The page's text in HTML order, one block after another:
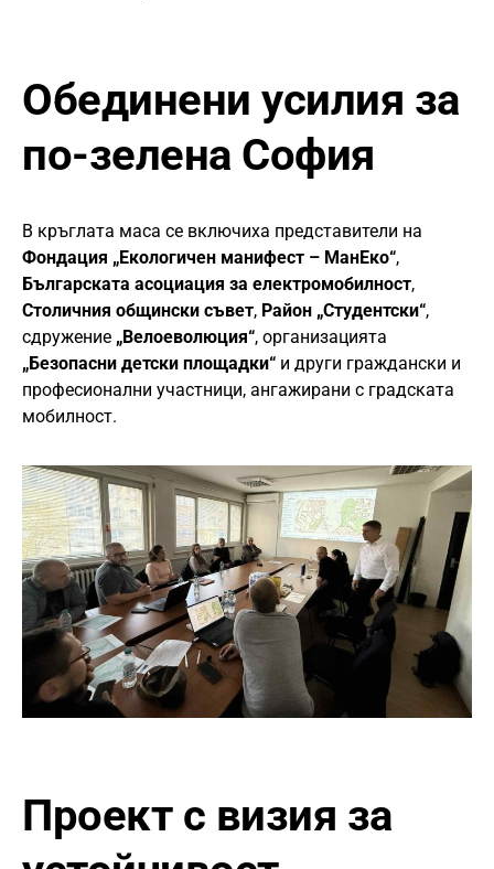
Обединени усилия за
по-зелена София
В кръглата маса се включиха представители на
Фондация „Екологичен манифест – МанЕко“,
Българската асоциация за електромобилност,
Столичния общински съвет, Район „Студентски“,
сдружение „Велоеволюция“, организацията
„Безопасни детски площадки“ и други граждански и
професионални участници, ангажирани с градската
мобилност.
Проект с визия за